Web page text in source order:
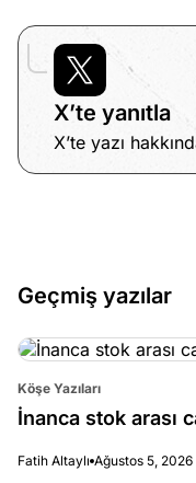
X’te yanıtla
X’te yazı
Geçmiş yazılar
Köşe Yazıları
İnanca stok arası
Fatih Altaylı Ağustos 5, 2026